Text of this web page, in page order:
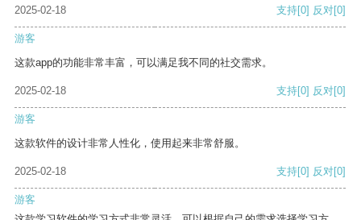
2025-02-18 支持[0] 反对[0]
游客
这款app的功能非常丰富，可以满足我不同的社交需求。
2025-02-18 支持[0] 反对[0]
游客
这款软件的设计非常人性化，使用起来非常舒服。
2025-02-18 支持[0] 反对[0]
游客